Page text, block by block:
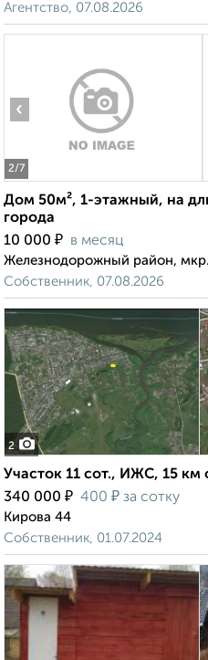
Агентство, 07.08.2026
2/7
‹
Дом 50м², 1-этажный, на
города
10 000 ₽ в месяц
Железнодорожный район,
Собственник, 07.08.2026
2
Участок 11 сот., ИЖС, 15 км
340 000 ₽ 400 ₽ за сотку
Кирова 44
Собственник, 01.07.2024